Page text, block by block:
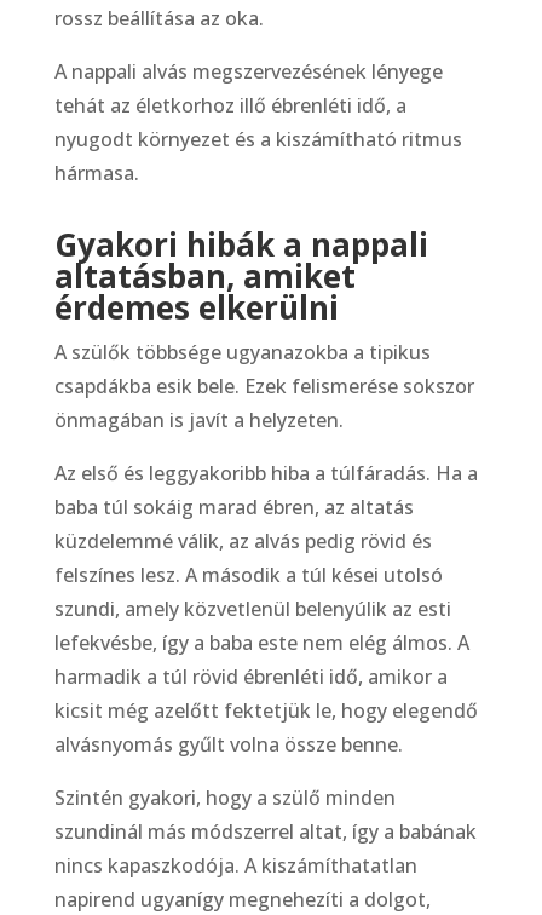
rossz beállítása az oka.
A nappali alvás megszervezésének lényege
tehát az életkorhoz illő ébrenléti idő, a
nyugodt környezet és a kiszámítható ritmus
hármasa.
Gyakori hibák a nappali
altatásban, amiket
érdemes elkerülni
A szülők többsége ugyanazokba a tipikus
csapdákba esik bele. Ezek felismerése sokszor
önmagában is javít a helyzeten.
Az első és leggyakoribb hiba a túlfáradás. Ha a
baba túl sokáig marad ébren, az altatás
küzdelemmé válik, az alvás pedig rövid és
felszínes lesz. A második a túl kései utolsó
szundi, amely közvetlenül belenyúlik az esti
lefekvésbe, így a baba este nem elég álmos. A
harmadik a túl rövid ébrenléti idő, amikor a
kicsit még azelőtt fektetjük le, hogy elegendő
alvásnyomás gyűlt volna össze benne.
Szintén gyakori, hogy a szülő minden
szundinál más módszerrel altat, így a babának
nincs kapaszkodója. A kiszámíthatatlan
napirend ugyanígy megnehezíti a dolgot,